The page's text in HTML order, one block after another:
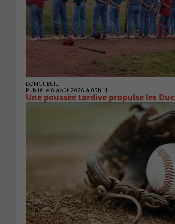
LONGUEUIL
Publié le 6 août 2026 à 05h11
Une poussée tardive propulse les